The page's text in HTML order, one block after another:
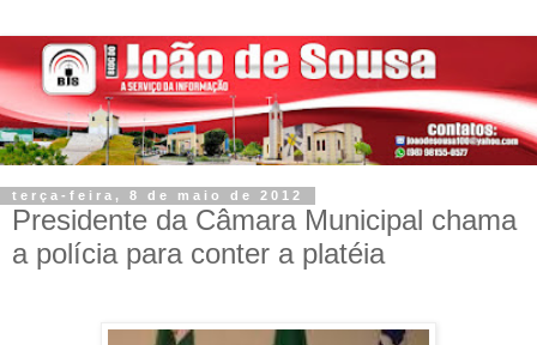
terça-feira, 8 de maio de 2012
Presidente da Câmara Municipal chama
a polícia para conter a platéia